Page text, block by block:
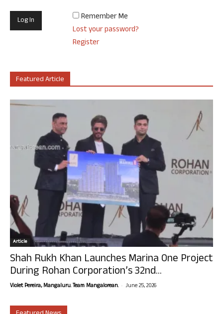
Remember Me
Lost your password?
Register
Featured Article
Article
Shah Rukh Khan Launches Marina One Project
During Rohan Corporation’s 32nd...
Violet Pereira, Mangaluru. Team Mangalorean. - June 25, 2026